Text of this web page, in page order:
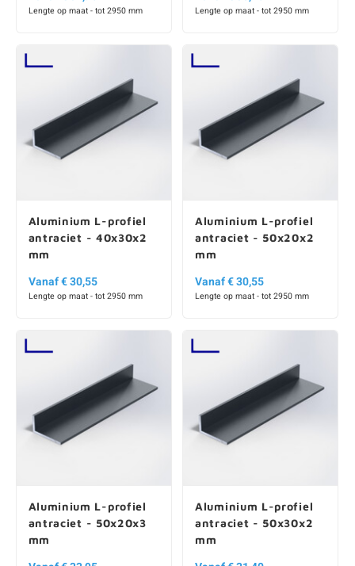
Lengte op maat - tot 2950 mm Lengte op maat - tot 2950 mm
Aluminium L-profiel
antraciet - 40x30x2
mm
Vanaf € 30,55
Lengte op maat - tot 2950 mm
Aluminium L-profiel
antraciet - 50x20x2
mm
Vanaf € 30,55
Lengte op maat - tot 2950 mm
Aluminium L-profiel
antraciet - 50x20x3
mm
Aluminium L-profiel
antraciet - 50x30x2
mm